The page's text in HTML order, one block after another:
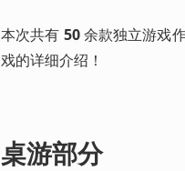
本次共有 50 余款独立游戏
戏的详细介绍！
桌游部分